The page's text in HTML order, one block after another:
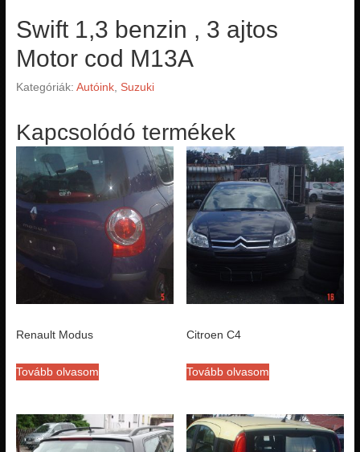
Swift 1,3 benzin , 3 ajtos
Motor cod M13A
Kategóriák: Autóink, Suzuki
Kapcsolódó termékek
Renault Modus
Tovább olvasom
Citroen C4
Tovább olvasom